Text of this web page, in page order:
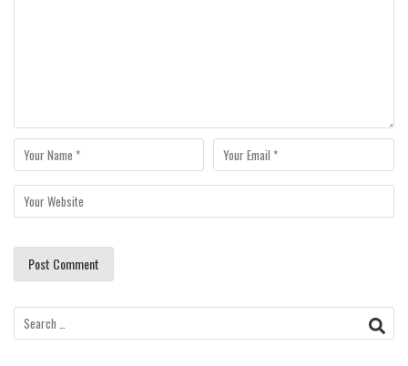
Search
for: